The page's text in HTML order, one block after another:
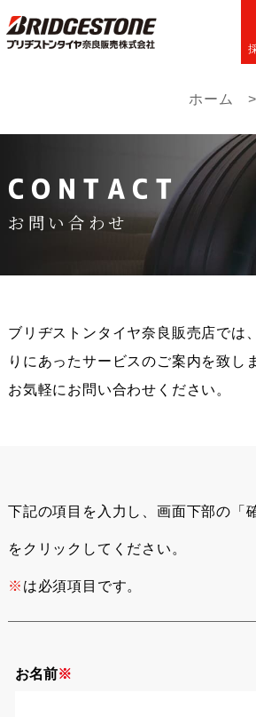
ホーム
CONTACT
お問い合わせ
ブリヂストンタイヤ奈良販売店では
りにあったサービスのご案内を致し
お気軽にお問い合わせください。
下記の項目を入力し、画面下部の「
をクリックしてください。
※ は必須項目です。
お名前